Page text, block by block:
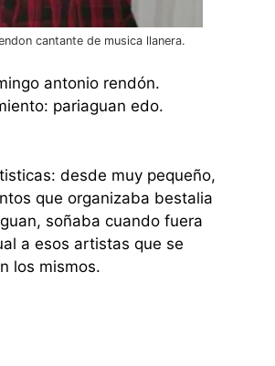
cantante de musica llanera.
antonio rendón.
pariaguan edo.
desde muy pequeño,
que organizaba bestalia
soñaba cuando fuera
a esos artistas que se
los mismos.